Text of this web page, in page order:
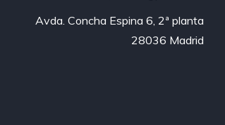
Avda. Concha Espina 6, 2ª planta
28036 Madrid